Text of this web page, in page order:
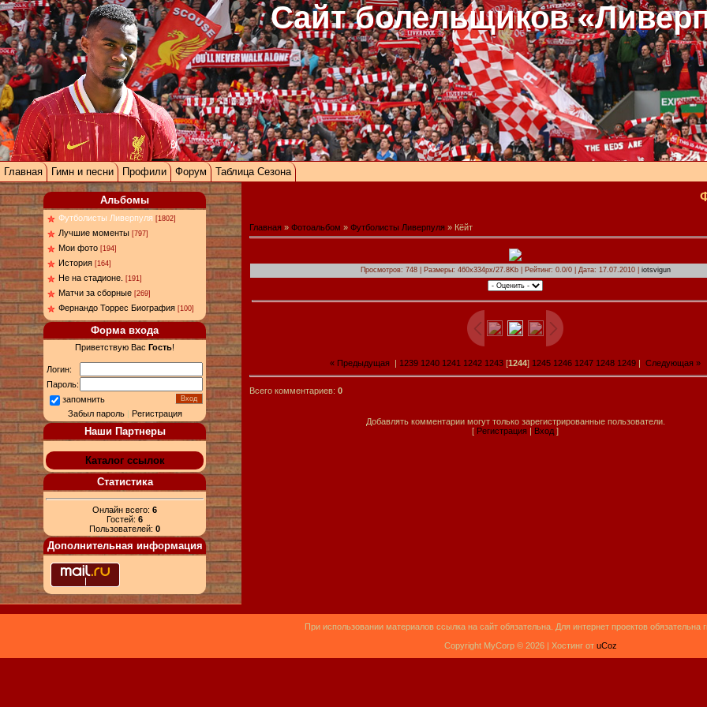
Сайт болельщиков
Главная Гимн и песни Профили Форум Таблица Сезона
Альбомы
Футболисты Ливерпуля [1802]
Лучшие моменты [797]
Мои фото [194]
История [164]
Не на стадионе. [191]
Матчи за сборные [269]
Фернандо Торрес Биография [100]
Форма входа
Приветствую Вас Гость!
Логин:
Пароль:
запомнить
Забыл пароль| Регистрация
Наши Партнеры
Каталог ссылок
Статистика
Онлайн всего: 6
Гостей: 6
Пользователей: 0
Дополнительная информация
Главная » Фотоальбом » Футболисты Ливерпуля » Кёйт
Просмотров: 748 | Размеры: 460x334px/27.8Kb | Рейтинг: 0.0/0 | Дата: 17.07.2010 | iotsvigun
« Предыдущая 1239 1240 1241 1242 1243 [1244] 1245 1246 1247 1248 1249 Следующая »
Всего комментариев: 0
Добавлять комментарии могут только зарегистрированные пользователи.
[ Регистрация | Вход ]
При использовании материалов ссылка на сайт обязательна. Для интернет проектов обязательна
Copyright MyCorp © 2026 | Хостинг от uCoz